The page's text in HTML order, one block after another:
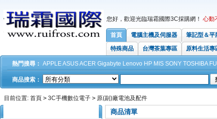
您好，歡迎光臨瑞霜國際3C採購網！ 心動
首頁 電腦主機及伺服器
筆記型＆平
特殊商品
台灣茶葉專區 原料生活專
熱門搜尋： APPLEASUSACER Gigabyte Lenovo HP MIS SONY TOSHIBA
商品搜索：
目前位置: 首頁 > 3C手機數位電子 > 原(副)廠電池及配件
商品清單